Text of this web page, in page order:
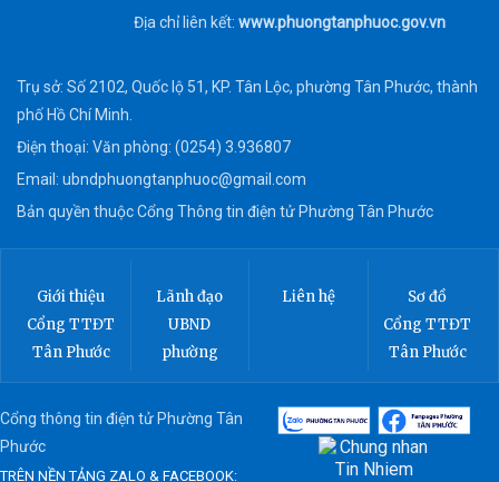
Địa chỉ liên kết: www.phuongtanphuoc.gov.vn
Trụ sở: Số 2102, Quốc lộ 51, KP. Tân Lộc, phường Tân Phước, thành
phố Hồ Chí Minh.
Điện thoại: Văn phòng: (0254) 3.936807
Email: ubndphuongtanphuoc@gmail.com
Bản quyền thuộc Cổng Thông tin điện tử Phường Tân Phước
Giới thiệu
Cổng TTĐT
Tân Phước
Lãnh đạo
UBND
phường
Liên hệ
Sơ đồ
Cổng TTĐT
Tân Phước
Cổng thông tin điện tử Phường Tân
Phước
TRÊN NỀN TẢNG ZALO & FACEBOOK: